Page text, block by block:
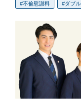
不倫慰謝料 ダブ